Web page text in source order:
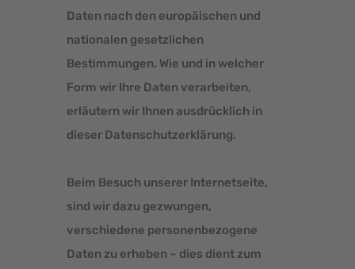
Daten nach den europäischen und
nationalen gesetzlichen
Bestimmungen. Wie und in welcher
Form wir Ihre Daten verarbeiten,
erläutern wir Ihnen ausdrücklich in
dieser Datenschutzerklärung.
Beim Besuch unserer Internetseite,
sind wir dazu gezwungen,
verschiedene personenbezogene
Daten zu erheben – dies dient zum